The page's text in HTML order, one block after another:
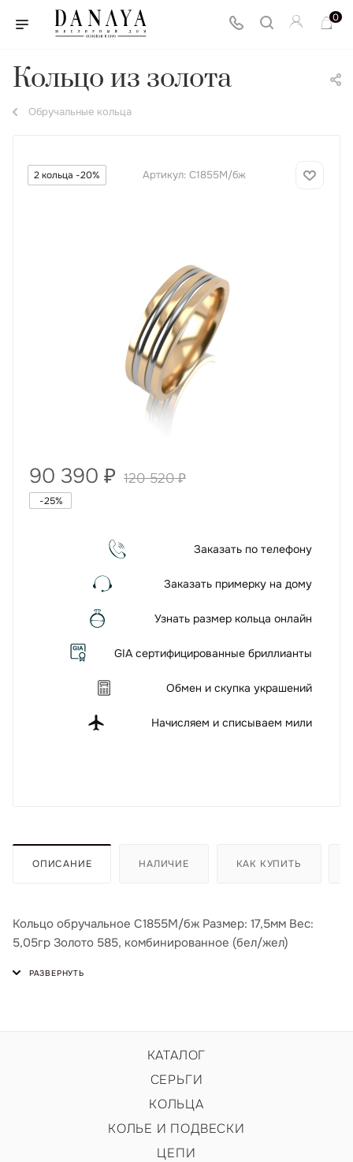
0
Кольцо из золота
Обручальные кольца
2 кольца -20% Артикул: С1855М/бж
90 390 ₽ 120 520₽
-25%
Заказать по телефону
Заказать примерку на дому
Узнать размер кольца онлайн
GIA сертифицированные бриллианты
Обмен и скупка украшений
Начисляем и списываем мили
ОПИСАНИЕ НАЛИЧИЕ КАК КУПИТЬ
Кольцо обручальное С1855М/бж Размер: 17,5мм Вес:
5,05гр Золото 585, комбинированное (бел/жел)
КАТАЛОГ
СЕРЬГИ
КОЛЬЦА
КОЛЬЕ И ПОДВЕСКИ
ЦЕПИ